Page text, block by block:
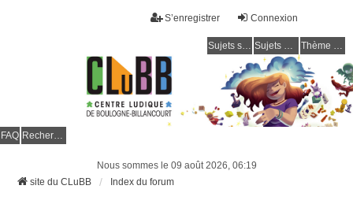
Connexion
S’enregistrer
Sujets sans réponse Sujets actifs Thème clair / foncé
FAQ Rechercher
Nous sommes le 09 août 2026, 06:19
site du CLuBB
Index du forum